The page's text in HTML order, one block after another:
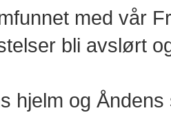
med vår
bli avslørt
hjelm og